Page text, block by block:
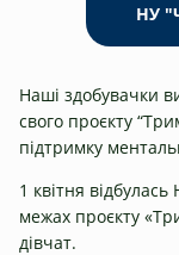
НУ
Наші здобувачки
свого проєкту
підтримку
1 квітня
межах проєкту
дівчат.